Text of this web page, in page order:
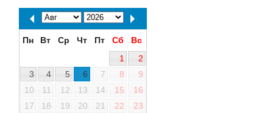
Пн Вт Ср Чт Пт Сб
Вс
1
2
3
4 5 6 7 8
9
10
11 12 13 14 15
16
17
18 19 20 21 22
23